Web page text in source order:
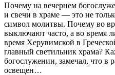
Почему на вечернем
и свечи в храме — это не
символ молитвы. Почему во
выключают часто, а во время
время Херувимской в
главный светильник храма?
богослужении, замечал, что
освещен…